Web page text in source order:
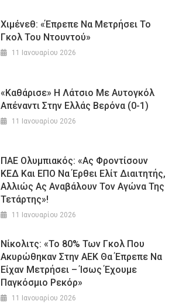
Χιμένεθ: «Έπρεπε Να Μετρήσει Το
Γκολ Του Ντουντού»
11 Ιανουαρίου 2026
«Καθάρισε» Η Λάτσιο Με Αυτογκόλ
Απέναντι Στην Ελλάς Βερόνα (0-1)
11 Ιανουαρίου 2026
ΠΑΕ Ολυμπιακός: «Ας Φροντίσουν
ΚΕΔ Και ΕΠΟ Να Έρθει Ελίτ Διαιτητής,
Αλλιώς Ας Αναβάλουν Τον Αγώνα Της
Τετάρτης»!
11 Ιανουαρίου 2026
Νίκολιτς: «Το 80% Των Γκολ Που
Ακυρώθηκαν Στην ΑΕΚ Θα Έπρεπε Να
Είχαν Μετρήσει – Ίσως Έχουμε
Παγκόσμιο Ρεκόρ»
11 Ιανουαρίου 2026